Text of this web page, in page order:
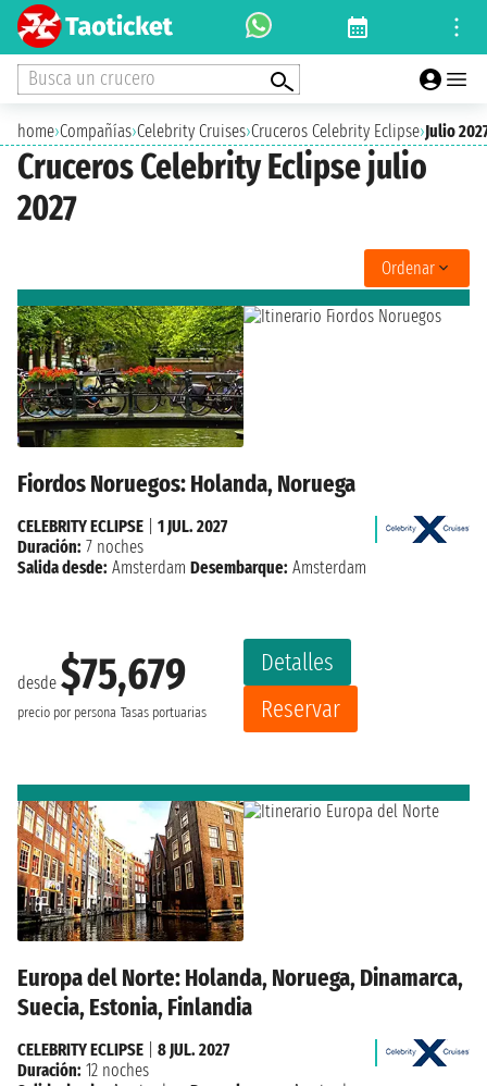
Busca un crucero
home›Compañías›Celebrity Cruises›Cruceros Celebrity Eclipse›Julio
Cruceros Celebrity Eclipse julio
2027
Ordenar
Fiordos Noruegos: Holanda, Noruega
desde $75,679
precio por persona Tasas portuarias
Detalles
Reservar
CELEBRITY ECLIPSE
1 JUL. 2027
Duración: 7 noches
Salida desde: Amsterdam Desembarque: Amsterdam
Europa del Norte: Holanda, Noruega, Dinamarca,
Suecia, Estonia, Finlandia
CELEBRITY ECLIPSE
8 JUL. 2027
Duración: 12 noches